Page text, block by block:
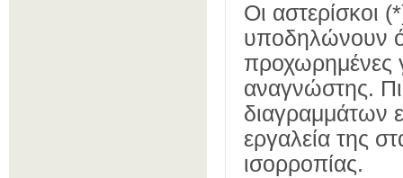
Οι αστερίσκοι
υποδηλώνουν
προχωρημένες
αναγνώστης.
διαγραμμάτων
εργαλεία της
ισορροπίας.